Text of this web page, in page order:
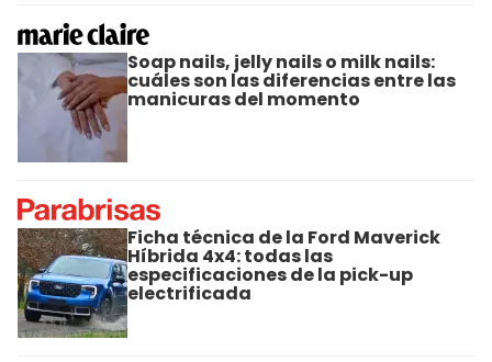
Soap nails, jelly nails o milk nails:
cuáles son las diferencias entre las
manicuras del momento
Ficha técnica de la Ford Maverick
Híbrida 4x4: todas las
especificaciones de la pick-up
electrificada